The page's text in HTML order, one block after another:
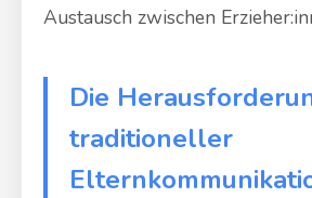
Austausch zwischen
Die
traditioneller